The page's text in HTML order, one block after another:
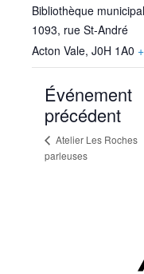
Bibliothèque
1093, rue St-André
Acton Vale, J0H 1A0
Événement
précédent
Atelier Les Roches
parleuses